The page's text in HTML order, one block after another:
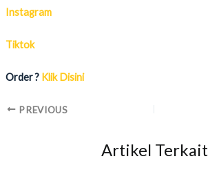
Instagram
Tiktok
Order ? Klik Disini
PREVIOUS
Artikel Terkait